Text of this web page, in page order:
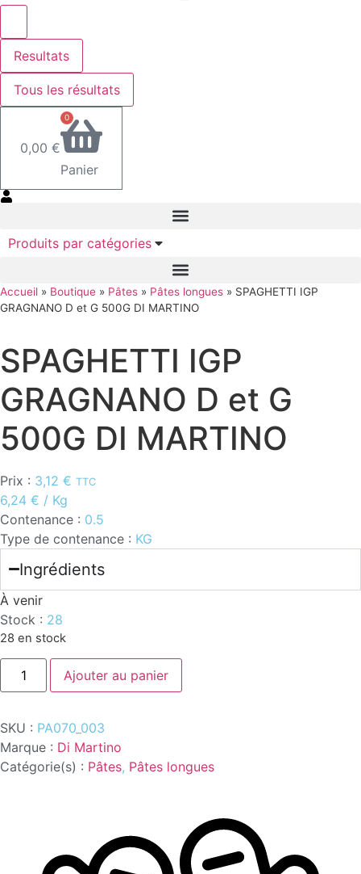
Resultats
Tous les résultats
0,00 €
0
Panier
Produits par catégories
Accueil » Boutique » Pâtes » Pâtes longues » SPAGHETTI IGP
GRAGNANO D et G 500G DI MARTINO
SPAGHETTI IGP
GRAGNANO D et G
500G DI MARTINO
Prix : 3,12 € TTC
6,24 € / Kg
Contenance : 0.5
Type de contenance : KG
Ingrédients
À venir
Stock : 28
28 en stock
quantité
SPAGHETTI
D
et
G
500G
Ajouter au panier
SKU : PA070_003
Marque : Di Martino
Catégorie(s) : Pâtes, Pâtes longues